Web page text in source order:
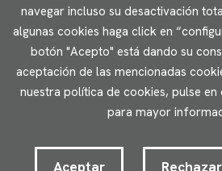
Lunes a jueves
Viernes
Aviso legal Política de privacidad
Accesibilidad
navegar incluso su desactivación
algunas cookies haga click en
botón "Acepto" está dando su
aceptación de las mencionadas
nuestra política de cookies, pulse en
para mayor
Aceptar Rechazar